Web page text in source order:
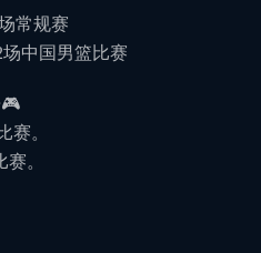
常规赛
中国男篮比赛
赛。
。